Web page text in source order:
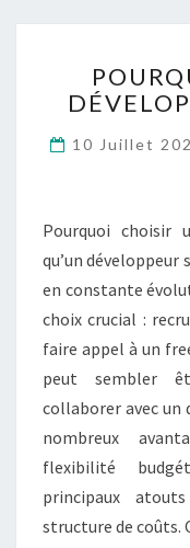
10 Juillet
Pourquoi choisir
qu’un développeur
en constante
choix crucial :
faire appel à un
peut sembler
collaborer avec un
nombreux
flexibilité
principaux
structure de coûts.